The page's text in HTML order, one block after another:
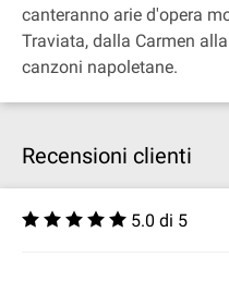
canteranno arie d'opera
Traviata, dalla Carmen
canzoni napoletane.
Recensioni clienti
5.0 di 5